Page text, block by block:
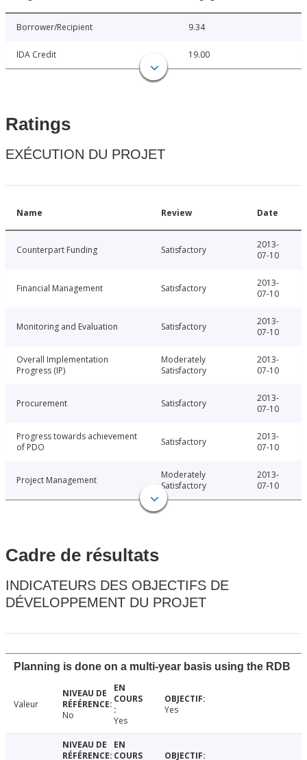
Borrower/Recipient 9.34
IDA Credit 19.00
Ratings
EXÉCUTION DU PROJET
Name Review Date
Counterpart Funding Satisfactory
2013-
07-10
Financial Management Satisfactory
2013-
07-10
Monitoring and Evaluation Satisfactory
2013-
07-10
Overall Implementation
Progress (IP)
Moderately
Satisfactory
2013-
07-10
Procurement Satisfactory
2013-
07-10
Progress towards achievement
of PDO
Satisfactory
2013-
07-10
Project Management
Moderately
Satisfactory
2013-
07-10
Cadre de résultats
INDICATEURS DES OBJECTIFS DE
DÉVELOPPEMENT DU PROJET
Planning is done on a multi-year basis using the RDB
Valeur
No
Yes
Yes